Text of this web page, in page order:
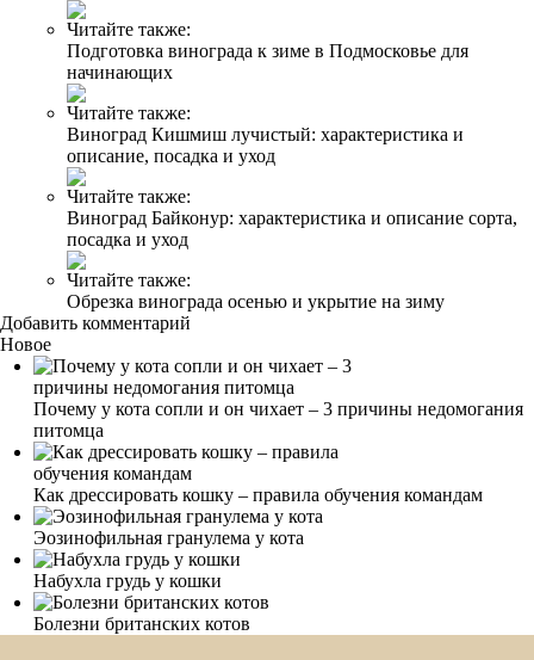
Читайте также:
Подготовка винограда к зиме в Подмосковье для
начинающих
Читайте также:
Виноград Кишмиш лучистый: характеристика и
описание, посадка и уход
Читайте также:
Виноград Байконур: характеристика и описание сорта,
посадка и уход
Читайте также:
Обрезка винограда осенью и укрытие на зиму
Добавить комментарий
Новое
Почему у кота сопли и он чихает – 3 причины недомогания
питомца
Как дрессировать кошку – правила обучения командам
Эозинофильная гранулема у кота
Набухла грудь у кошки
Болезни британских котов